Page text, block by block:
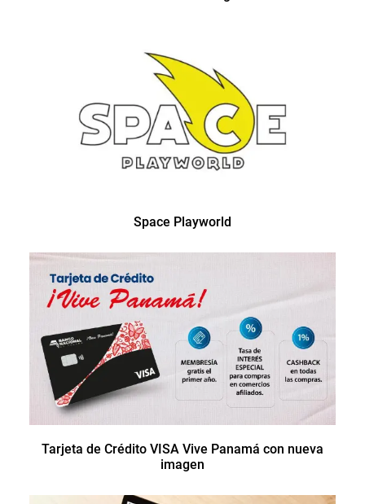
Space Playworld
Tarjeta de Crédito VISA Vive Panamá con nueva
imagen